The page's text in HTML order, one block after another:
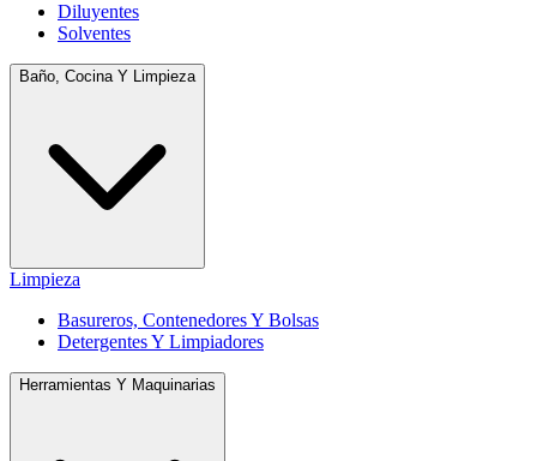
Diluyentes
Solventes
Baño, Cocina Y Limpieza
Limpieza
Basureros, Contenedores Y Bolsas
Detergentes Y Limpiadores
Herramientas Y Maquinarias